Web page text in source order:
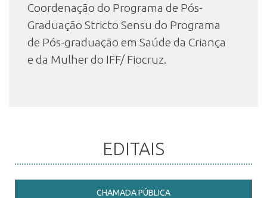
Coordenação do Programa de Pós-
Graduação Stricto Sensu do Programa
de Pós-graduação em Saúde da Criança
e da Mulher do IFF/ Fiocruz.
EDITAIS
CHAMADA PÚBLICA